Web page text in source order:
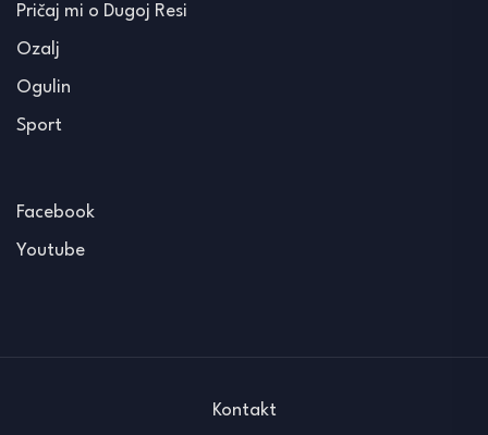
Pričaj mi o Dugoj Resi
Ozalj
Ogulin
Sport
Facebook
Youtube
Kontakt